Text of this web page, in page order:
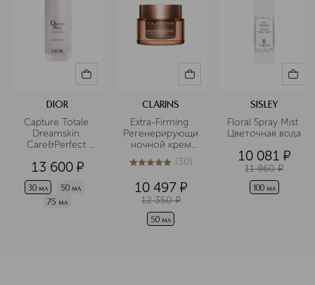
DIOR
Capture Totale
Dreamskin
Care&Perfect
совершенствующий
флюид для
лица
13 600 ¤
30 мл
50 мл
75 мл
CLARINS
Extra-Firming
Регенерирующий
ночной крем
для лица для
любого типа
5из 530 (30)
10 497 ¤
12 350 ¤
50 мл
SISLEY
Floral Spray Mist
Цветочная вода
10 081 ¤
11 860 ¤
100 мл